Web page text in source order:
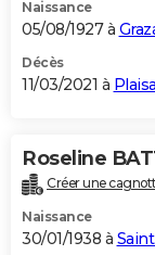
Naissance
05/08/1927 à
Décès
11/03/2021 à
Roseline
Créer une
Naissance
30/01/1938 à